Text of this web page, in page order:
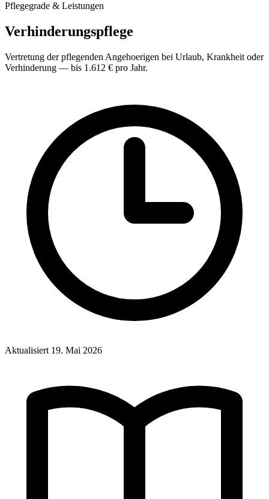
Pflegegrade & Leistungen
Verhinderungspflege
Vertretung der pflegenden Angehoerigen bei Urlaub, Krankheit oder
Verhinderung — bis 1.612 € pro Jahr.
Aktualisiert 19. Mai 2026